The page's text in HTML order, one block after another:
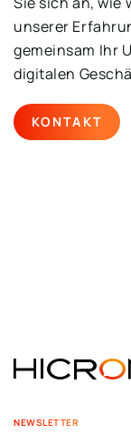
unserer
gemeinsam Ihr
digitalen
KONTAKT
NEWSLETTER